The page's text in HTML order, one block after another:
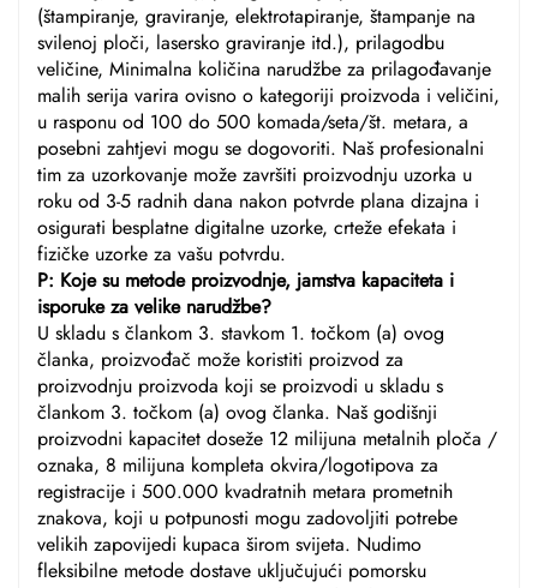
(štampiranje, graviranje, elektrotapiranje, štampanje na
svilenoj ploči, lasersko graviranje itd.), prilagodbu
veličine, Minimalna količina narudžbe za prilagođavanje
malih serija varira ovisno o kategoriji proizvoda i veličini,
u rasponu od 100 do 500 komada/seta/št. metara, a
posebni zahtjevi mogu se dogovoriti. Naš profesionalni
tim za uzorkovanje može završiti proizvodnju uzorka u
roku od 3-5 radnih dana nakon potvrde plana dizajna i
osigurati besplatne digitalne uzorke, crteže efekata i
fizičke uzorke za vašu potvrdu.
P: Koje su metode proizvodnje, jamstva kapaciteta i
isporuke za velike narudžbe?
U skladu s člankom 3. stavkom 1. točkom (a) ovog
članka, proizvođač može koristiti proizvod za
proizvodnju proizvoda koji se proizvodi u skladu s
člankom 3. točkom (a) ovog članka. Naš godišnji
proizvodni kapacitet doseže 12 milijuna metalnih ploča /
oznaka, 8 milijuna kompleta okvira/logotipova za
registracije i 500.000 kvadratnih metara prometnih
znakova, koji u potpunosti mogu zadovoljiti potrebe
velikih zapovijedi kupaca širom svijeta. Nudimo
fleksibilne metode dostave uključujući pomorsku